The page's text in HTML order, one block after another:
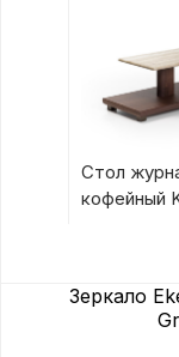
Стол
кофейный
Зеркало